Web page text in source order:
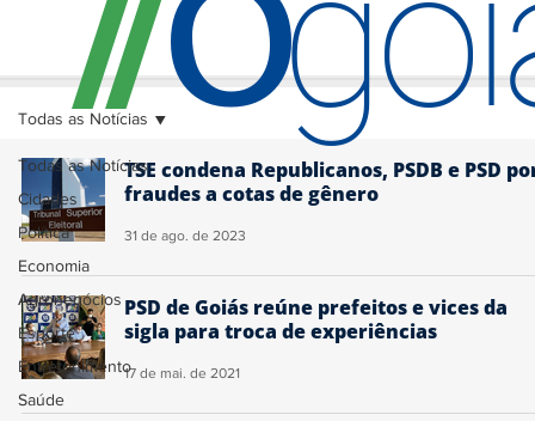
Todas as Notícias
Cidades
Política
Economia
Agronegócios
Esporte
Entretenimento
Saúde
Todas as Notícias
TSE condena Republicanos, PSDB e PSD
fraudes a cotas de gênero
31 de ago. de 2023
PSD de Goiás reúne prefeitos e vices da
sigla para troca de experiências
17 de mai. de 2021